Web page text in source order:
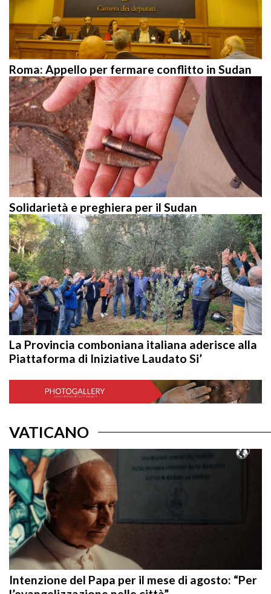
Roma: Appello per fermare conflitto in Sudan
Solidarietà e preghiera per il Sudan
La Provincia comboniana italiana aderisce alla
Piattaforma di Iniziative Laudato Si’
Intenzione del Papa per il mese di agosto: “Per
l’evangelizzazione nelle città”